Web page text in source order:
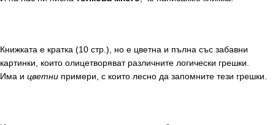
Книжката е кратка (10 стр.), но е цветна и пълна със забавни
картинки, които олицетворяват различните логически грешки.
Има и цветни примери, с които лесно да запомните тези грешки.